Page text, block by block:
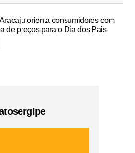
orienta consumidores com
de preços para o Dia dos Pais